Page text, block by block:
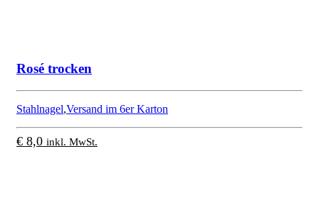
Rosé trocken
Stahlnagel,Versand im 6er Karton
€ 8,0 inkl. MwSt.